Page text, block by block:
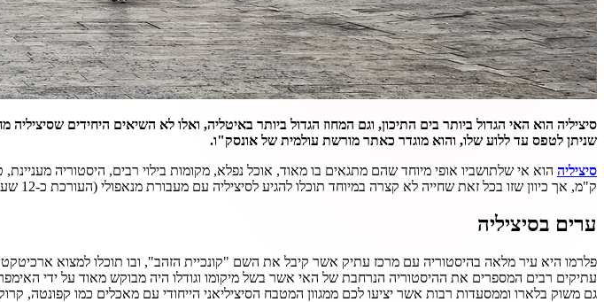
שניתן לטפס עד ללוע שלו, והוא מוגדר כאתר מורשת עולמית של אונסק"ו.
סיציליה
ק"מ, אך כיוון שזו בכל זאת שחייה לא קצרה במיוחד תוכלו להגיע לסיציליה עם מעבורת מנאפולי (העורכת כ-12 שעות) או בטיסה פנימית מהיכן שאתם באיטליה לפלרמו, בירת סיציליה, הנמצאת בצפון מערב האי.
ערים בסיציליה
עתיקים רבים המספרים את ההיסטוריה הנרחבת של האי אשר בשל מיקומו וגודלו היה מבוקש מאוד על ידי
גם משוק בלארו וממסעדות רבות אשר יציעו לכם ממגוון המטבח הסיציליאני הייחודי עם מאכלים כמו קפונטה,